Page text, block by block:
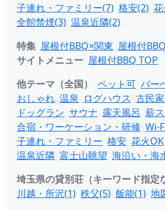
子連れ・ファミリー(7) 格安(2)
全館禁煙(3) 温泉近隣(2)
特集 屋根付BBQ×関東 屋根付
サイトメニュー 屋根付BBQ TOP
他テーマ（全国）
ペット可 バー
おしゃれ 温泉 ログハウス 古民家
ドッグラン サウナ 露天風呂 薪
合宿・ワーケーション・研修 Wi-
子連れ・ファミリー 格安 花火OK
温泉近隣 富士山眺望 海沿い・海
埼玉県の貸別荘（キーワード指定
川越・所沢(1) 秩父(5) 飯能(1) 地